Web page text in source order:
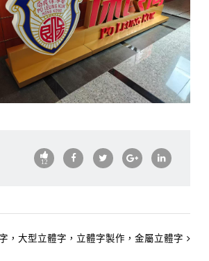
12
，大型立體字，立體字製作，金屬立體字